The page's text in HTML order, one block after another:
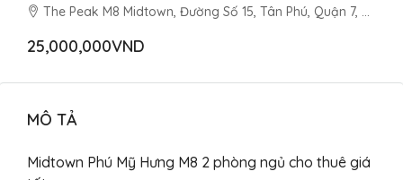
The Peak M8 Midtown, Đường Số 15, Tân Phú, Quận 7, Thành phố Hồ Chí Minh, Việt Nam
25,000,000VND
MÔ TẢ
Midtown Phú Mỹ Hưng M8 2 phòng ngủ cho thuê giá